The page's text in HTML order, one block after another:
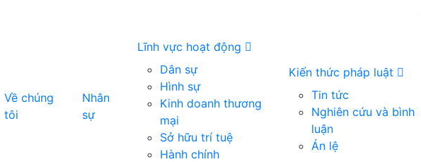
Về chúng
tôi
Nhân
sự
Lĩnh vực hoạt động
Dân sự
Hình sự
Kinh doanh thương
mại
Sở hữu trí tuệ
Hành chính
Kiến thức pháp luật
Tin tức
Nghiên cứu và bình
luận
Án lệ